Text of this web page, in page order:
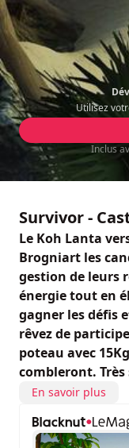
Utilisez
Inclus
Survivor -
Le Koh Lanta
Brogniart les
gestion de leurs
énergie tout en
gagner les défis
rêvez de
poteau avec
combleront.
En savoir plus